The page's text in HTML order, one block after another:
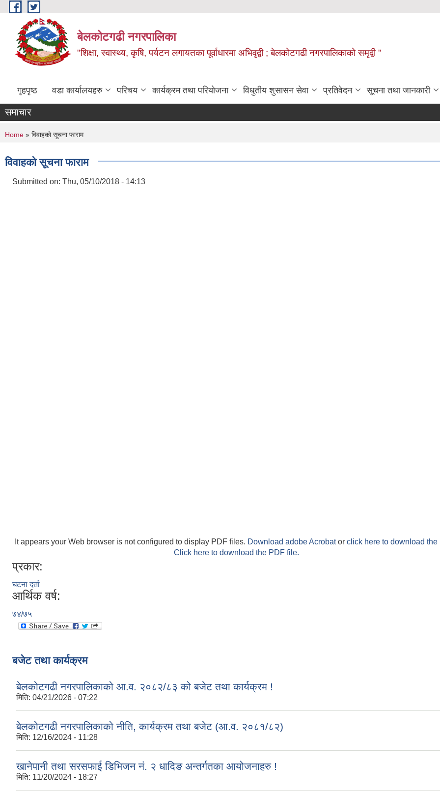
Skip to main content
बेलकोटगढी नगरपालिका
"शिक्षा, स्वास्थ्य, कृषि, पर्यटन लगायतका पूर्वाधारमा अभिवृद्वी ; बेलकोटगढी नगरपालिकाको समृद्वी "
गृहपृष्ठ वडा कार्यालयहरु परिचय कार्यक्रम तथा परियोजना विधुतीय शुसासन सेवा प्रतिवेदन सूचना तथा जानकारी
समाचार
You are here
Home » विवाहको सूचना फाराम
विवाहको सूचना फाराम
Submitted on: Thu, 05/10/2018 - 14:13
It appears your Web browser is not configured to display PDF files. Download adobe Acrobator click here to download the
Click here to download the PDF file.
प्रकार:
घटना दर्ता
आर्थिक वर्ष:
७४/७५
बजेट तथा कार्यक्रम
बेलकोटगढी नगरपालिकाको आ.व. २०८२/८३ को बजेट तथा कार्यक्रम !
मिति: 04/21/2026 - 07:22
बेलकोटगढी नगरपालिकाको नीति, कार्यक्रम तथा बजेट (आ.व. २०८१/८२)
मिति: 12/16/2024 - 11:28
खानेपानी तथा सरसफाई डिभिजन नं. २ धादिङ अन्तर्गतका आयोजनाहरु !
मिति: 11/20/2024 - 18:27